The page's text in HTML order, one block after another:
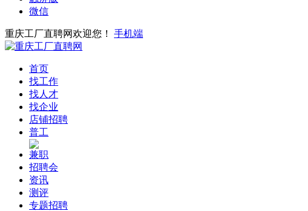
微信
重庆工厂直聘网欢迎您！ 手机端
首页
找工作
找人才
找企业
店铺招聘
普工
兼职
招聘会
资讯
测评
专题招聘